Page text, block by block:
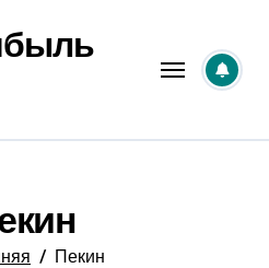
Пекин